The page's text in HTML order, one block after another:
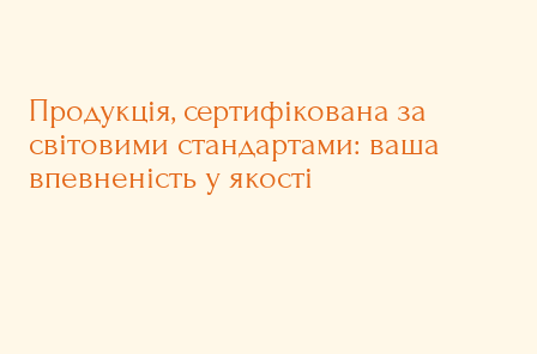
Продукція, сертифікована за
світовими стандартами: ваша
впевненість у якості